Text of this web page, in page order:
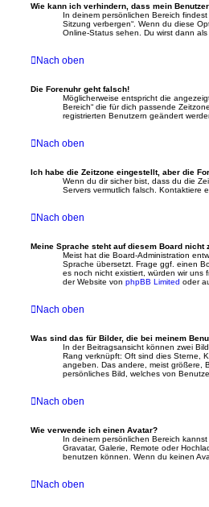
Wie kann ich verhindern, dass mein
In deinem persönlichen Bereich
Sitzung verbergen“. Wenn du diese
Online-Status sehen. Du wirst dann
Nach oben
Die Forenuhr geht falsch!
Möglicherweise entspricht die
Bereich“ die für dich passende
registrierten Benutzern geändert
Nach oben
Ich habe die Zeitzone eingestellt, aber die
Wenn du dir sicher bist, dass du die
Servers vermutlich falsch. Kontaktiere
Nach oben
Meine Sprache steht auf diesem Board nicht
Meist hat die Board-Administration
Sprache übersetzt. Frage ggf. einen
es noch nicht existiert, würden wir
der Website von phpBB Limited oder
Nach oben
Was sind das für Bilder, die bei meinem
In der Beitragsansicht können zwei
Rang verknüpft: Oft sind dies Sterne,
angeben. Das andere, meist größere,
persönliches Bild, welches von
Nach oben
Wie verwende ich einen Avatar?
In deinem persönlichen Bereich
Gravatar, Galerie, Remote oder
benutzen können. Wenn du keinen
Nach oben